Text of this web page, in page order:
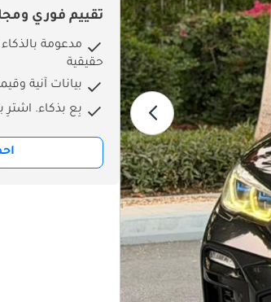
تقييم فوري
مدعومة
حقيقية
بيانات آنية
بِع بذكاء. اشترِ